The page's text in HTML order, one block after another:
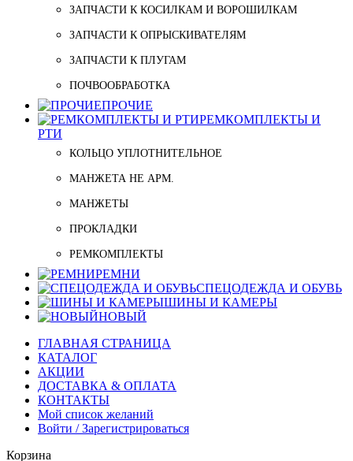
ЗАПЧАСТИ К КОСИЛКАМ И ВОРОШИЛКАМ
ЗАПЧАСТИ К ОПРЫСКИВАТЕЛЯМ
ЗАПЧАСТИ К ПЛУГАМ
ПОЧВООБРАБОТКА
ПРОЧИЕ
РЕМКОМПЛЕКТЫ И
РТИ
КОЛЬЦО УПЛОТНИТЕЛЬНОЕ
МАНЖЕТА НЕ АРМ.
МАНЖЕТЫ
ПРОКЛАДКИ
РЕМКОМПЛЕКТЫ
РЕМНИ
СПЕЦОДЕЖДА И ОБУВЬ
ШИНЫ И КАМЕРЫ
НОВЫЙ
ГЛАВНАЯ СТРАНИЦА
КАТАЛОГ
АКЦИИ
ДОСТАВКА & ОПЛАТА
КОНТАКТЫ
Мой список желаний
Войти / Зарегистрироваться
Корзина